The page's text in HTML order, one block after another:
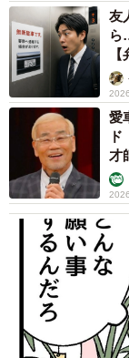
友
ら
愛
才